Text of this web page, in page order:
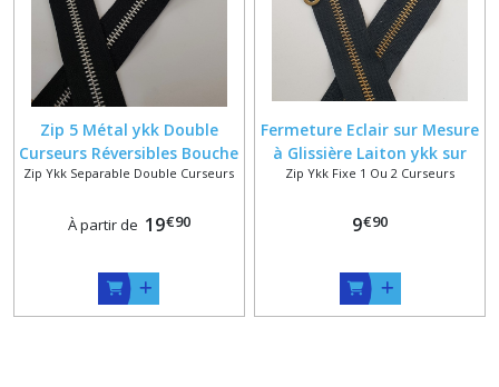
Zip 5 Métal ykk Double
Curseurs Réversibles Bouche
à Bouche Séparable sur
Marron , Finition Nickelé ou
Zip Ykk Separable Double Curseurs
À partir de 19€90
Fermeture Eclair sur Mesure
à Glissière Laiton ykk sur
Ruban Noir
Zip Ykk Fixe 1 Ou 2 Curseurs
9€90